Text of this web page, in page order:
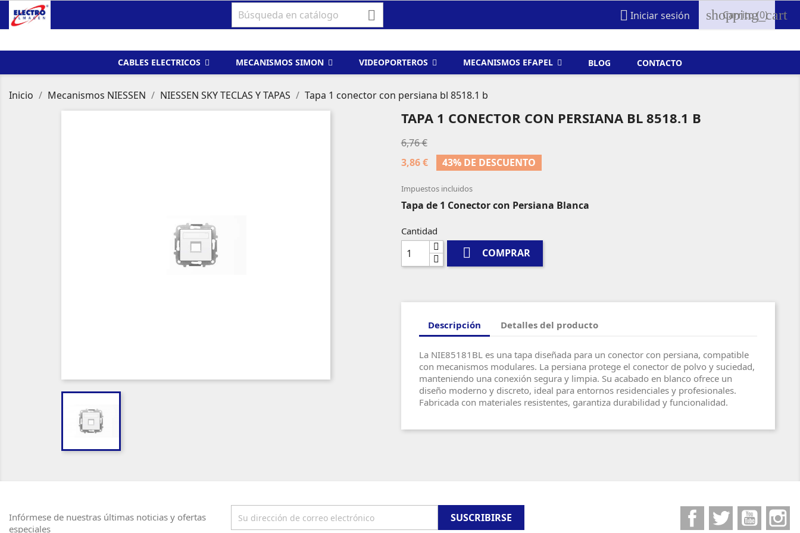
  Iniciar sesión shopping_cart
Carrito(0)
CABLES ELECTRICOS MECANISMOS SIMON VIDEOPORTEROS MECANISMOS EFAPEL BLOG CONTACTO
Inicio Mecanismos NIESSEN NIESSEN SKY TECLAS Y TAPAS Tapa 1 conector con persiana bl 8518.1 b
TAPA 1 CONECTOR CON PERSIANA BL 8518.1 B
6,76 €
3,86 €
43% DE DESCUENTO
Impuestos incluidos
Tapa de 1 Conector con Persiana Blanca
Cantidad
 COMPRAR
Descripción Detalles del producto
La NIE85181BL es una tapa diseñada para un conector con persiana, compatible
con mecanismos modulares. La persiana protege el conector de polvo y suciedad,
manteniendo una conexión segura y limpia. Su acabado en blanco ofrece un
diseño moderno y discreto, ideal para entornos residenciales y profesionales.
Fabricada con materiales resistentes, garantiza durabilidad y funcionalidad.
Infórmese de nuestras últimas noticias y ofertas
especiales
FacebookTwitter YouTube